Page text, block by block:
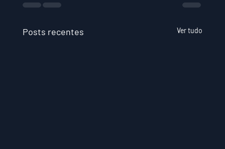
Posts recentes Ver tudo